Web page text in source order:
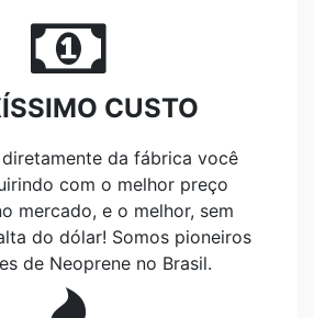
CUSTO
da fábrica você
com o melhor preço
mercado, e o melhor, sem
do dólar! Somos pioneiros
de Neoprene no Brasil.